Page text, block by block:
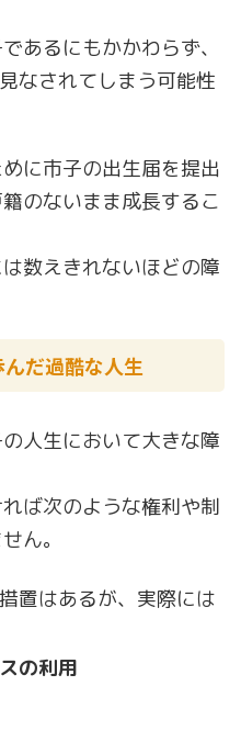
あるにもかかわらず、
なされてしまう可能性
に市子の出生届を提出
のないまま成長するこ
数えきれないほどの障
だ過酷な人生
人生において大きな障
ば次のような権利や制
ん。
措置はあるが、実際には
の利用